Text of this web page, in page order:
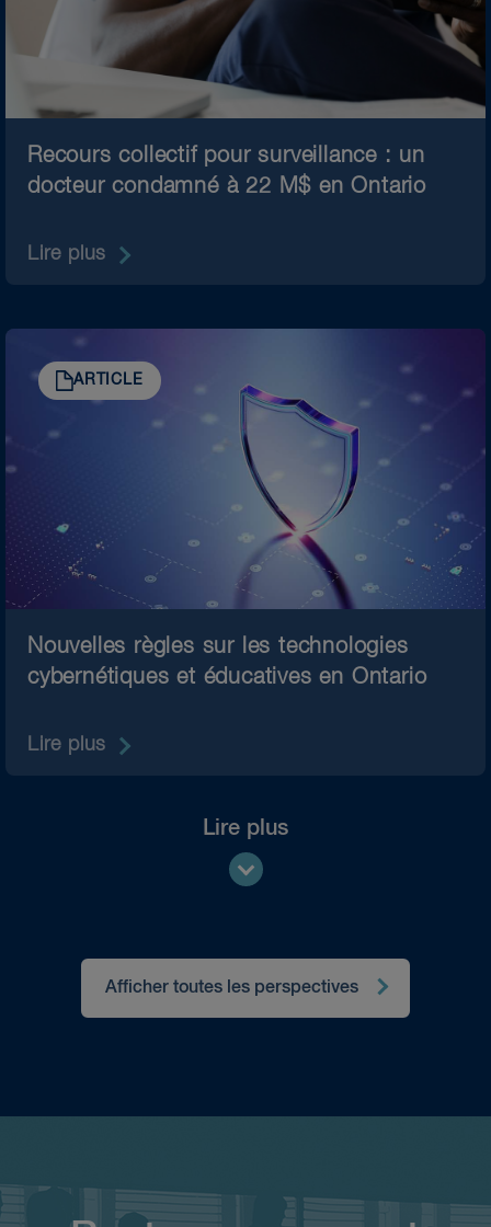
Recours collectif pour surveillance : un
docteur condamné à 22 M$ en Ontario
Lire plus
ARTICLE
Nouvelles règles sur les technologies
cybernétiques et éducatives en Ontario
Lire plus
Lire plus
Afficher toutes les perspectives